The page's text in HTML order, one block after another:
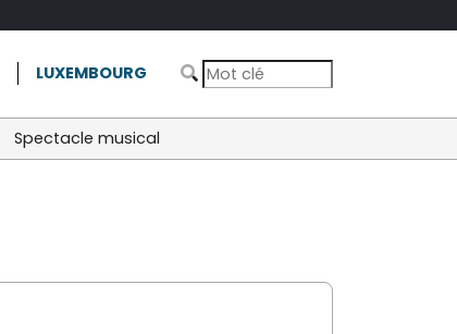
LUXEMBOURG
Spectacle musical